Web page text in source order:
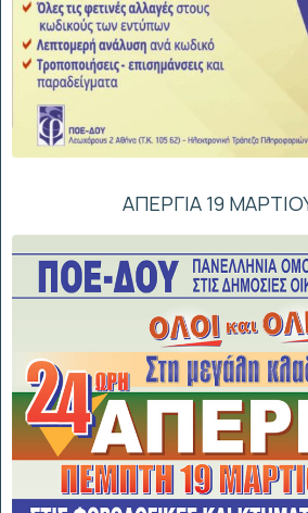
ΑΠΕΡΓΙΑ 19